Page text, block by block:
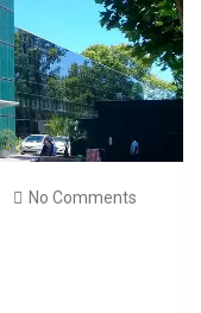
No Comments